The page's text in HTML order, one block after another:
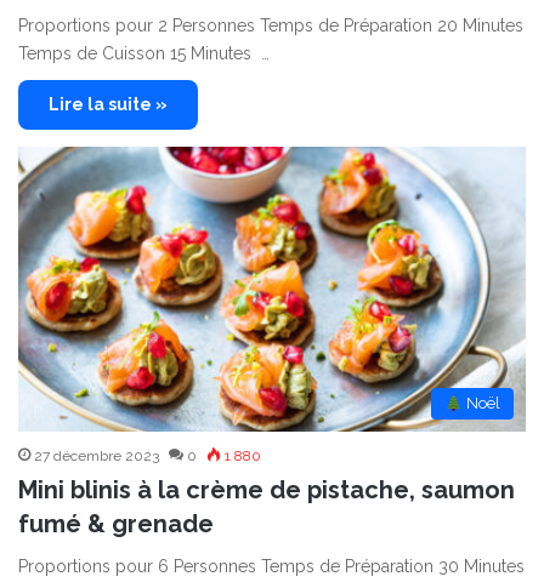
Proportions pour 2 Personnes Temps de Préparation 20 Minutes
Temps de Cuisson 15 Minutes …
Lire la suite »
︎ Noël
27 décembre 2023 0 1 880
Mini blinis à la crème de pistache, saumon
fumé & grenade
Proportions pour 6 Personnes Temps de Préparation 30 Minutes